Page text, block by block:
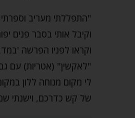
"התפללתי מעריב
וקיבל אותי בסבר פנים
וקראו לפניו הפרשה
"לאקשין" (אטריות) עם
לי מקום מנוחה ללון
של קש כדרכם, וישנתי